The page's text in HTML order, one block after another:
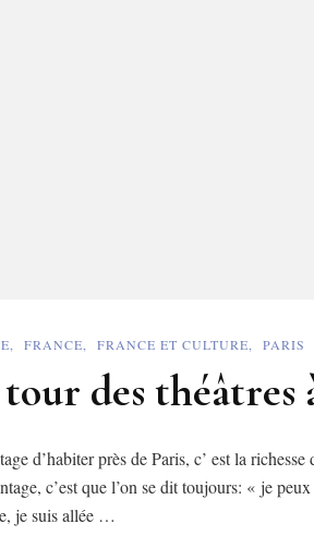
FRANCE FRANCE ET CULTURE PARIS
des théâtres
d’habiter près de Paris, c’ est la
c’est que l’on se dit toujours: « je
je suis allée …